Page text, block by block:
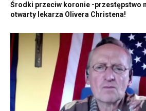
Środki przeciw koronie -przestępstwo
otwarty lekarza Olivera Christena!